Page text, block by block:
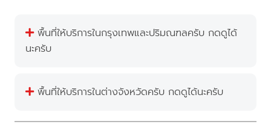
พื้นที่ให้บริการในกรุงเทพและปริมณฑลครับ กดดูได้
นะครับ
พื้นที่ให้บริการในต่างจังหวัดครับ กดดูได้นะครับ